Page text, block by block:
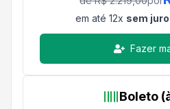
em até 12x sem
Fazer
Boleto